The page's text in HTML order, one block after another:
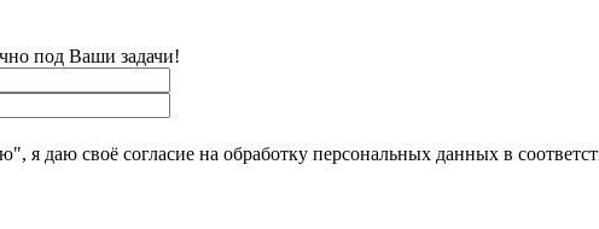
под Ваши задачи!
я даю своё согласие на обработку персональных данных в